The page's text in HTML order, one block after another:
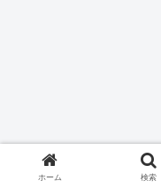
ホーム 検索